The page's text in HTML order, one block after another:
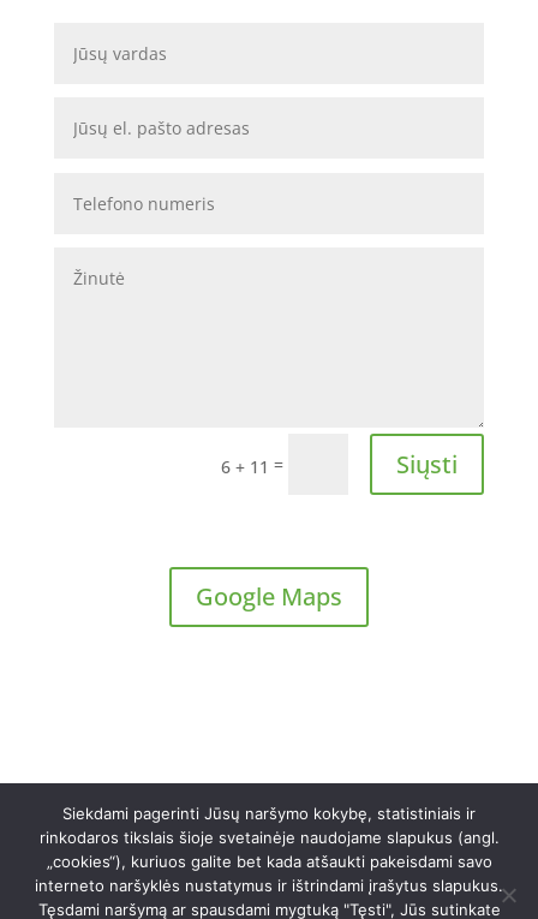
6 + 11 = Siųsti
Google Maps
© 2022 UAB „ConsAliter“. Visos teisės saugomos
Sukurta:Media Map
Siekdami pagerinti Jūsų naršymo kokybę, statistiniais ir
rinkodaros tikslais šioje svetainėje naudojame slapukus (angl.
„cookies“), kuriuos galite bet kada atšaukti pakeisdami savo
interneto naršyklės nustatymus ir ištrindami įrašytus slapukus.
Tęsdami naršymą ar spausdami mygtuką "Tęsti", Jūs sutinkate